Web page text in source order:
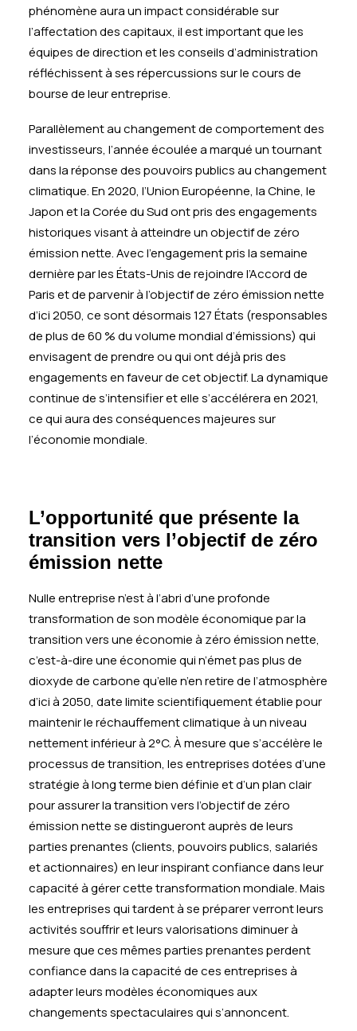
phénomène aura un impact considérable sur
l’affectation des capitaux, il est important que les
équipes de direction et les conseils d’administration
réfléchissent à ses répercussions sur le cours de
bourse de leur entreprise.
Parallèlement au changement de comportement des
investisseurs, l’année écoulée a marqué un tournant
dans la réponse des pouvoirs publics au changement
climatique. En 2020, l’Union Européenne, la Chine, le
Japon et la Corée du Sud ont pris des engagements
historiques visant à atteindre un objectif de zéro
émission nette. Avec l’engagement pris la semaine
dernière par les États-Unis de rejoindre l’Accord de
Paris et de parvenir à l’objectif de zéro émission nette
d’ici 2050, ce sont désormais 127 États (responsables
de plus de 60 % du volume mondial d’émissions) qui
envisagent de prendre ou qui ont déjà pris des
engagements en faveur de cet objectif. La dynamique
continue de s’intensifier et elle s’accélérera en 2021,
ce qui aura des conséquences majeures sur
l’économie mondiale.
L’opportunité que présente la
transition vers l’objectif de zéro
émission nette
Nulle entreprise n’est à l’abri d’une profonde
transformation de son modèle économique par la
transition vers une économie à zéro émission nette,
c’est-à-dire une économie qui n’émet pas plus de
dioxyde de carbone qu’elle n’en retire de l’atmosphère
d’ici à 2050, date limite scientifiquement établie pour
maintenir le réchauffement climatique à un niveau
nettement inférieur à 2°C. À mesure que s’accélère le
processus de transition, les entreprises dotées d’une
stratégie à long terme bien définie et d’un plan clair
pour assurer la transition vers l’objectif de zéro
émission nette se distingueront auprès de leurs
parties prenantes (clients, pouvoirs publics, salariés
et actionnaires) en leur inspirant confiance dans leur
capacité à gérer cette transformation mondiale. Mais
les entreprises qui tardent à se préparer verront leurs
activités souffrir et leurs valorisations diminuer à
mesure que ces mêmes parties prenantes perdent
confiance dans la capacité de ces entreprises à
adapter leurs modèles économiques aux
changements spectaculaires qui s’annoncent.